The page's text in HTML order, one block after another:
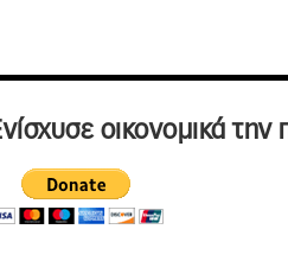
οικονομικά την